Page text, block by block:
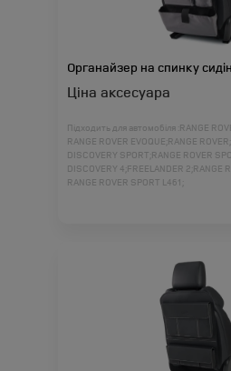
Органайзер на спинку
Ціна аксесуара
Підходить для автомобіля : RANGE
RANGE ROVER EVOQUE; RANGE ROVER;
DISCOVERY SPORT; RANGE ROVER
DISCOVERY 4; FREELANDER 2; RANGE
RANGE ROVER SPORT L461;